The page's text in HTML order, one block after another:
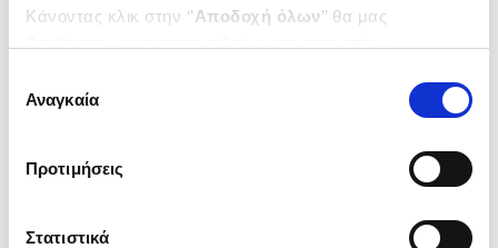
Κάνοντας κλικ στην ‘’Αποδοχή όλων’’ θα μας
ενδιαφέρουν και να επιλέξετε από τα παρακάτω με την
΄΄και να ενημερωθείτε σχετικά με
συγκατάθεσης
Αναγκαία
Προτιμήσεις
Στατιστικά